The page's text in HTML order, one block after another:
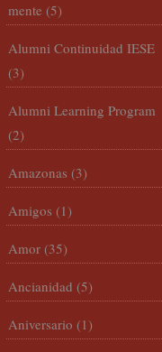
mente (5)
Alumni Continuidad IESE
(3)
Alumni Learning Program
(2)
Amazonas (3)
Amigos (1)
Amor (35)
Ancianidad (5)
Aniversario (1)